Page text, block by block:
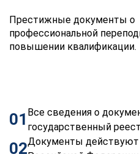
Престижные документы о
профессиональной
повышении квалификации.
01 Все сведения о
государственный
02Документы действуют